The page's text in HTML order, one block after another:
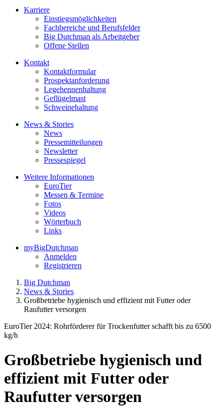
Karriere
Einstiegsmöglichkeiten
Fachbereiche und Berufsfelder
Big Dutchman als Arbeitgeber
Offene Stellen
Kontakt
Kontaktformular
Prospektanforderung
Legehennenhaltung
Geflügelmast
Schweinehaltung
News & Stories
News
Pressemitteilungen
Newsletter
Pressespiegel
Weitere Informationen
EuroTier
Messen & Termine
Fotos
Videos
Wörterbuch
Links
myBigDutchman
Anmelden
Registrieren
Big Dutchman
News & Stories
Großbetriebe hygienisch und effizient mit Futter oder
Raufutter versorgen
EuroTier 2024: Rohrförderer für Trockenfutter schafft bis zu 6500
kg/h
Großbetriebe hygienisch und
effizient mit Futter oder
Raufutter versorgen